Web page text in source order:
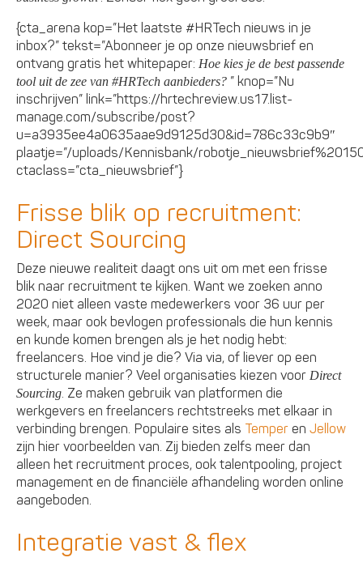
{cta_arena kop=”Het laatste #HRTech nieuws in je
inbox?” tekst=”Abonneer je op onze nieuwsbrief en
ontvang gratis het whitepaper:Hoe kies je de best passende
tool uit de zee van #HRTech aanbieders? ” knop=”Nu
inschrijven” link=”https://hrtechreview.us17.list-
manage.com/subscribe/post?
u=a3935ee4a0635aae9d9125d30&id=786c33c9b9″
plaatje=”/uploads/Kennisbank/
ctaclass=”cta_nieuwsbrief”}
Frisse blik op recruitment:
Direct Sourcing
Deze nieuwe realiteit daagt ons uit om met een frisse
blik naar recruitment te kijken. Want we zoeken anno
2020 niet alleen vaste medewerkers voor 36 uur per
week, maar ook bevlogen professionals die hun kennis
en kunde komen brengen als je het nodig hebt:
freelancers. Hoe vind je die? Via via, of liever op een
structurele manier? Veel organisaties kiezen voorDirect
Sourcing. Ze maken gebruik van platformen die
werkgevers en freelancers rechtstreeks met elkaar in
verbinding brengen. Populaire sites als Temper enJellow
zijn hier voorbeelden van. Zij bieden zelfs meer dan
alleen het recruitment proces, ook talentpooling, project
management en de financiële afhandeling worden online
aangeboden.
Integratie vast & flex